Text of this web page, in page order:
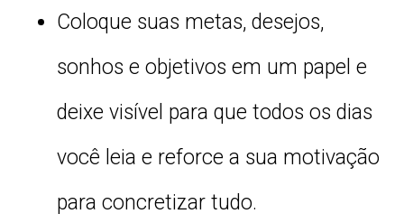
Coloque suas metas, desejos,
sonhos e objetivos em um papel e
deixe visível para que todos os dias
você leia e reforce a sua motivação
para concretizar tudo.